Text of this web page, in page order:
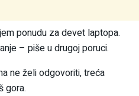
ponudu za devet laptopa.
– piše u drugoj poruci.
ne želi odgovoriti, treća
gora.